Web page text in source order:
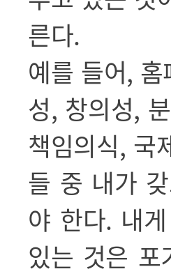
른다.
예를 들어,
성, 창의성,
책임의식, 국
들 중 내가
야 한다. 내
있는 것은 포